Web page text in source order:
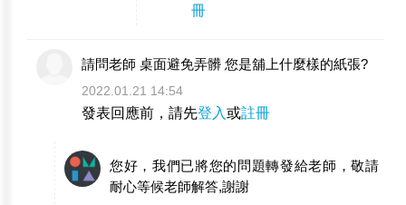
冊
請問老師 桌面避免弄髒 您是舖上什麼樣的紙張?
2022.01.21 14:54
發表回應前，請先登入或註冊
您好，我們已將您的問題轉發給老師，敬請
耐心等候老師解答,謝謝